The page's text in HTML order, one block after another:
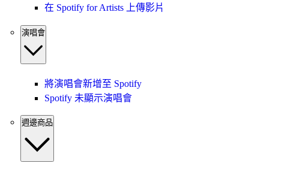
在 Spotify for Artists 上傳影片
演唱會
將演唱會新增至 Spotify
Spotify 未顯示演唱會
週邊商品